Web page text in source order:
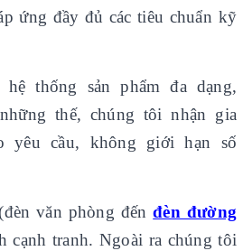
ứng đầy đủ các tiêu chuẩn kỹ
thống sản phẩm đa dạng,
thế, chúng tôi nhận gia
yêu cầu, không giới hạn số
văn phòng đếnđèn đường
cạnh tranh. Ngoài ra chúng tôi